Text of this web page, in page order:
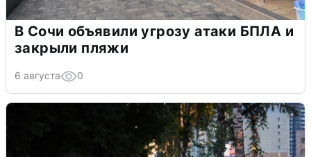
В Сочи объявили угрозу атаки БПЛА и
закрыли пляжи
6 августа 0